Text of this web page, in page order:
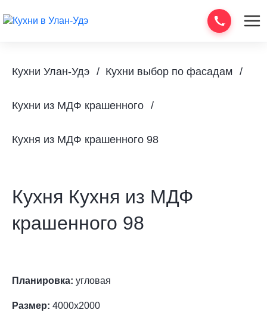
Кухни Улан-Удэ Кухни выбор по фасадам
Кухни из МДФ крашенного
Кухня из МДФ крашенного 98
Кухня Кухня из МДФ
крашенного 98
Планировка: угловая
Размер: 4000х2000